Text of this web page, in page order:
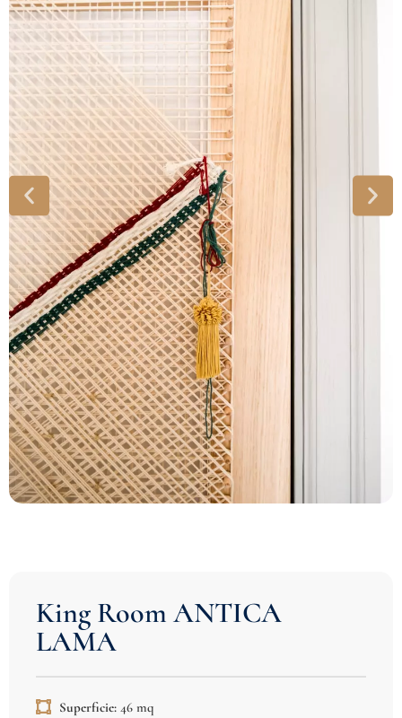
King Room ANTICA
LAMA
Superficie: 46 mq